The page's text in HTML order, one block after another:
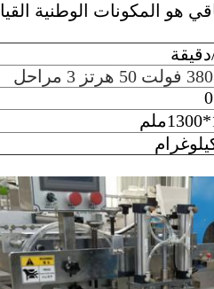
هو المكونات الوطنية